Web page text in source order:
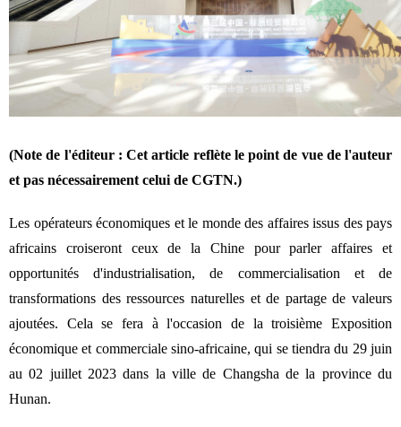
(Note de l'éditeur : Cet article reflète le point de vue de l'auteur
et pas nécessairement celui de CGTN.)
Les opérateurs économiques et le monde des affaires issus des pays
africains croiseront ceux de la Chine pour parler affaires et
opportunités d'industrialisation, de commercialisation et de
transformations des ressources naturelles et de partage de valeurs
ajoutées. Cela se fera à l'occasion de la troisième Exposition
économique et commerciale sino-africaine, qui se tiendra du 29 juin
au 02 juillet 2023 dans la ville de Changsha de la province du
Hunan.